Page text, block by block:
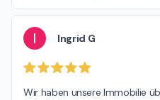
I Ingrid G
Wir haben unsere Immobilie